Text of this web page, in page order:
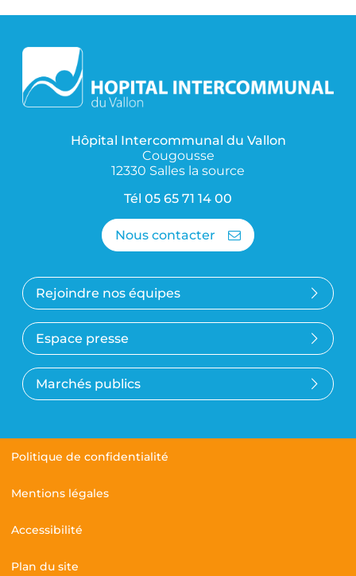
Hôpital Intercommunal du Vallon
Cougousse
12330 Salles la source
Tél 05 65 71 14 00
Nous contacter
Rejoindre nos équipes
Espace presse
Marchés publics
Politique de confidentialité
Mentions légales
Accessibilité
Plan du site